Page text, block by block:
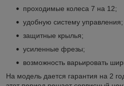
проходимые колеса 7 на 12;
удобную систему управления;
защитные крылья;
усиленные фрезы;
возможность варьировать
На модель дается гарантия на 2